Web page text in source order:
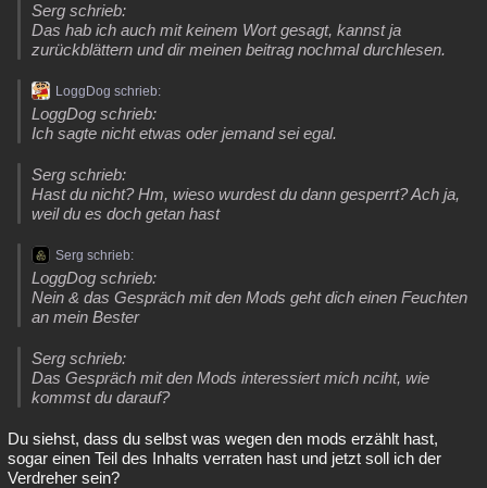
Serg schrieb:
Das hab ich auch mit keinem Wort gesagt, kannst ja
zurückblättern und dir meinen beitrag nochmal durchlesen.
LoggDog schrieb:
LoggDog schrieb:
Ich sagte nicht etwas oder jemand sei egal.
Serg schrieb:
Hast du nicht? Hm, wieso wurdest du dann gesperrt? Ach ja,
weil du es doch getan hast
Serg schrieb:
LoggDog schrieb:
Nein & das Gespräch mit den Mods geht dich einen Feuchten
an mein Bester
Serg schrieb:
Das Gespräch mit den Mods interessiert mich nciht, wie
kommst du darauf?
Du siehst, dass du selbst was wegen den mods erzählt hast,
sogar einen Teil des Inhalts verraten hast und jetzt soll ich der
Verdreher sein?